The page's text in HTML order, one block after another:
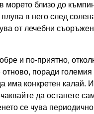
морето близо до
в него след
от лечебни
и по-приятно,
поради големия
има конкретен калай.
да останете
се чува